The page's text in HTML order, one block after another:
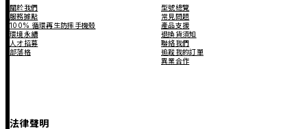
關於我們
服務據點
100% 循環再生防摔手機殼
環境永續
人才招募
部落格
型號總覽
常見問題
產品支援
退換貨須知
聯絡我們
追蹤我的訂單
異業合作
法律聲明